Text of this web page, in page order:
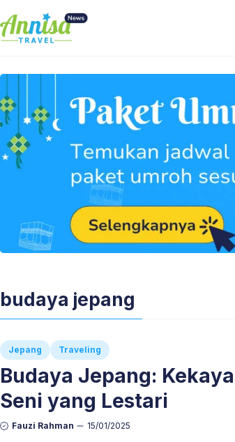
budaya jepang
Jepang Traveling
Budaya Jepang:
Seni yang Lestari
Fauzi Rahman 15/01/2025